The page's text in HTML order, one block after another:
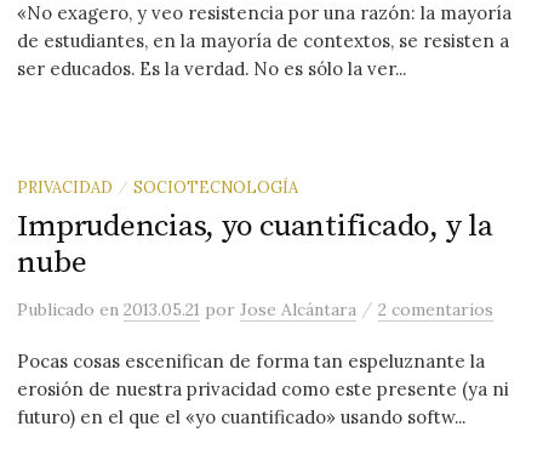
«No exagero, y veo resistencia por una razón: la mayoría
de estudiantes, en la mayoría de contextos, se resisten a
ser educados. Es la verdad. No es sólo la ver...
PRIVACIDAD / SOCIOTECNOLOGÍA
Imprudencias, yo cuantificado, y la
nube
Publicadoen2013.05.21 porJose Alcántara /2 comentarios
Pocas cosas escenifican de forma tan espeluznante la
erosión de nuestra privacidad como este presente (ya ni
futuro) en el que el «yo cuantificado» usando softw...